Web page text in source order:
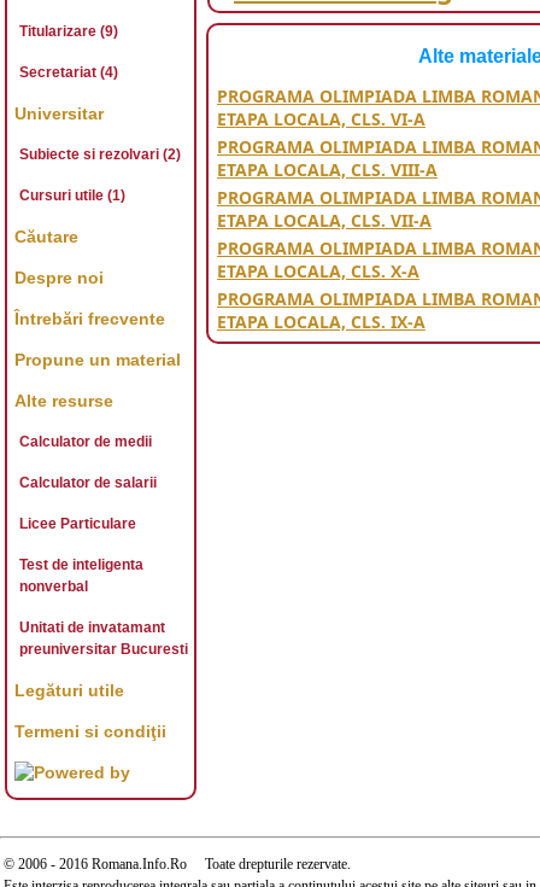
Alte
PROGRAMA OLIMPIADA LIMBA
ETAPA LOCALA, CLS. VI-A
PROGRAMA OLIMPIADA LIMBA
ETAPA LOCALA, CLS. VIII-A
PROGRAMA OLIMPIADA LIMBA
ETAPA LOCALA, CLS. VII-A
PROGRAMA OLIMPIADA LIMBA
ETAPA LOCALA, CLS. X-A
PROGRAMA OLIMPIADA LIMBA
ETAPA LOCALA, CLS. IX-A
Titularizare (9)
Secretariat (4)
Universitar
Subiecte si rezolvari (2)
Cursuri utile (1)
Căutare
Despre noi
Întrebări frecvente
Propune un material
Alte resurse
Calculator de medii
Calculator de salarii
Licee Particulare
Test de inteligenta
nonverbal
Unitati de invatamant
preuniversitar Bucuresti
Legături utile
Termeni si condiţii
© 2006 - 2016 Romana.Info.Ro Toate drepturile rezervate.